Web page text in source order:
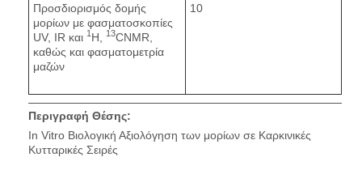
Προσδιορισμός δομής
μορίων με φασματοσκοπίες
UV, IR και 1 H, 13CNMR,
καθώς και φασματομετρία
μαζών
10
Περιγραφή Θέσης:
In Vitro Βιολογική Αξιολόγηση των μορίων σε Καρκινικές
Κυτταρικές Σειρές